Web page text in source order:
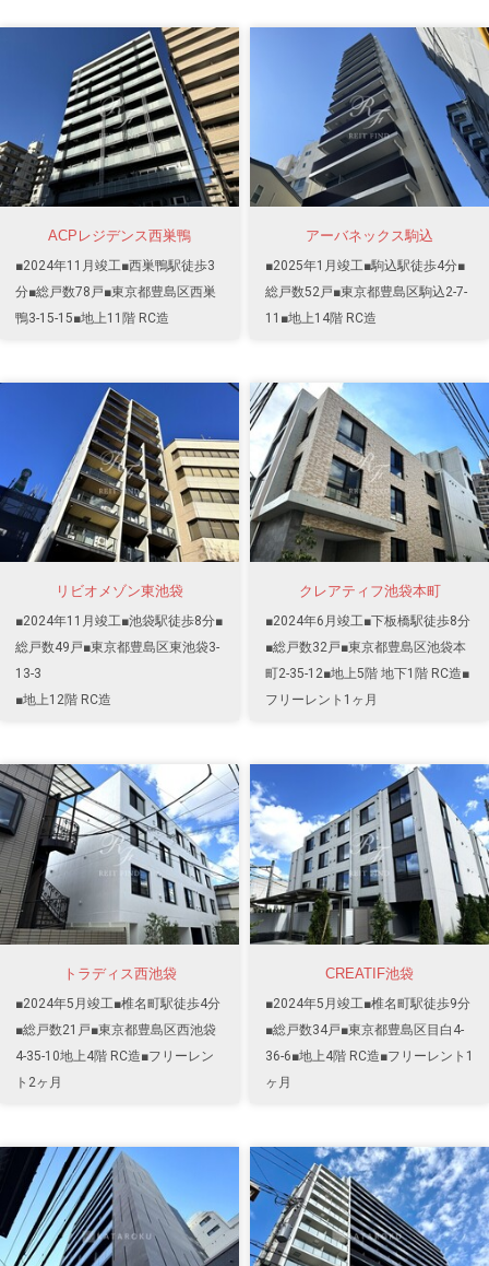
ACPレジデンス西巣鴨
■2024年11月竣工■西巣鴨駅徒歩3
分■総戸数78戸■東京都豊島区西巣
鴨3-15-15■地上11階 RC造
アーバネックス駒込
■2025年1月竣工■駒込駅徒歩4分■
総戸数52戸■東京都豊島区駒込2-7-
11■地上14階 RC造
リビオメゾン東池袋
■2024年11月竣工■池袋駅徒歩8分■
総戸数49戸■東京都豊島区東池袋3-
13-3
■地上12階 RC造
クレアティフ池袋本町
■2024年6月竣工■下板橋駅徒歩8分
■総戸数32戸■東京都豊島区池袋本
町2-35-12■地上5階 地下1階 RC造■
フリーレント1ヶ月
トラディス西池袋
■2024年5月竣工■椎名町駅徒歩4分
■総戸数21戸■東京都豊島区西池袋
4-35-10地上4階 RC造■フリーレン
ト2ヶ月
CREATIF池袋
■2024年5月竣工■椎名町駅徒歩9分
■総戸数34戸■東京都豊島区目白4-
36-6■地上4階 RC造■フリーレント1
ヶ月